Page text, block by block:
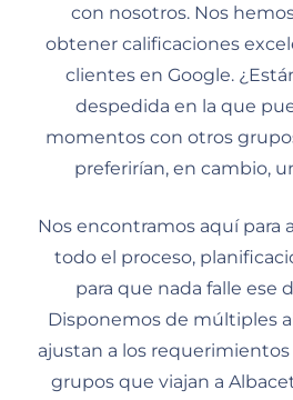
con nosotros. Nos
obtener calificaciones
clientes en Google.
despedida en la que
momentos con otros
preferirían, en cambio,
Nos encontramos aquí para
todo el proceso,
para que nada falle ese
Disponemos de múltiples
ajustan a los
grupos que viajan a